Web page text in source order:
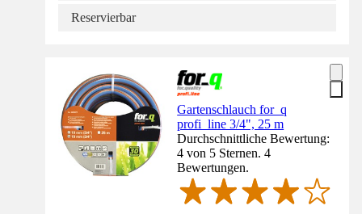
Reservierbar
Gartenschlauch for_q
profi_line 3/4", 25 m
Durchschnittliche Bewertung:
4 von 5 Sternen. 4
Bewertungen.